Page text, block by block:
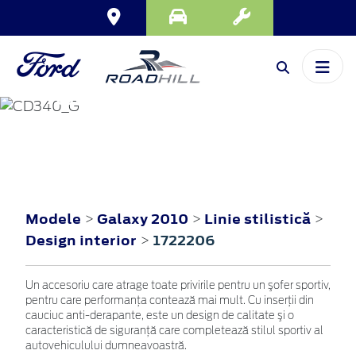
GALAXY
Modele > Galaxy 2010 > Linie stilistică >
Design interior > 1722206
Un accesoriu care atrage toate privirile pentru un şofer sportiv,
pentru care performanţa contează mai mult. Cu inserţii din
cauciuc anti-derapante, este un design de calitate şi o
caracteristică de siguranţă care completează stilul sportiv al
autovehiculului dumneavoastră.